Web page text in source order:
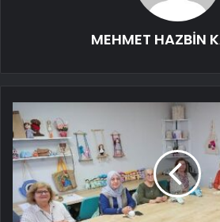
MEHMET HAZBİN